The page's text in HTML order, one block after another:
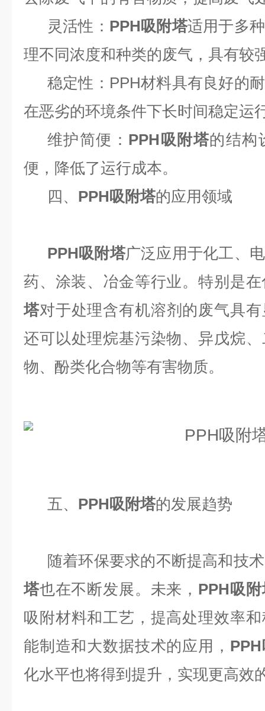
灵活性： PPH吸附塔适用于多
理不同浓度和种类的废气，具有较
稳定性： PPH材料具有良好的
在恶劣的环境条件下长时间稳定运
维护简便： PPH吸附塔的结构
便，降低了运行成本。
四、 PPH吸附塔的应用领域
PPH吸附塔广泛应用于化工、
药、涂装、冶金等行业。特别是
塔对于处理含有机溶剂的废气具
还可以处理烷基污染物、异戊烷
物、酚类化合物等有害物质。
五、 PPH吸附塔的发展趋势
随着环保要求的不断提高和技
塔也在不断发展。未来， PPH吸
吸附材料和工艺，提高处理效率
能制造和大数据技术的应用，
化水平也将得到提升，实现更高效